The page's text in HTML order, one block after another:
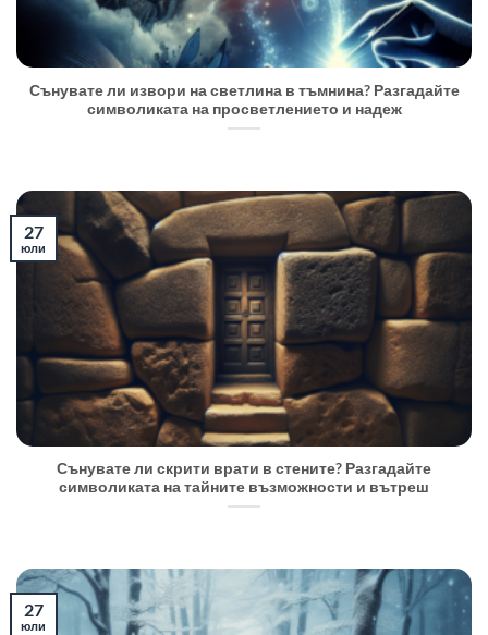
Сънувате ли извори на светлина в тъмнина? Разгадайте
символиката на просветлението и надеж
Сънувате ли скрити врати в стените? Разгадайте
символиката на тайните възможности и вътреш
27
юли
27
юли